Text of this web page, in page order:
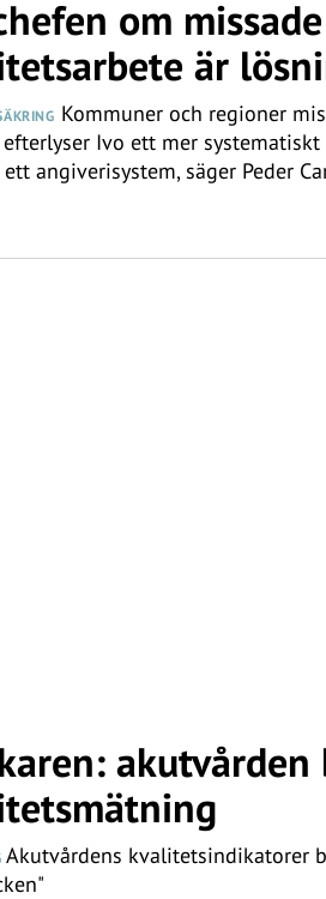
om
är
Kommuner och regioner
efterlyser Ivo ett mer
angiverisystem, säger Peder
Akutvårdens kvalitetsindikatorer